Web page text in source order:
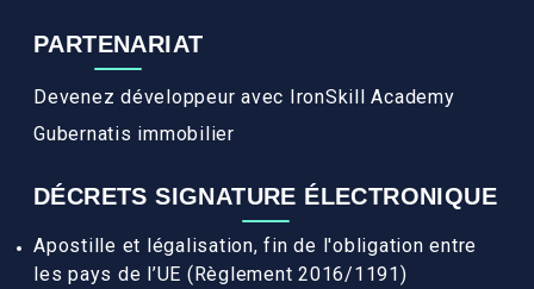
PARTENARIAT
Devenez développeur avec IronSkill Academy
Gubernatis immobilier
DÉCRETS SIGNATURE ÉLECTRONIQUE
Apostille et légalisation, fin de l'obligation entre
les pays de l’UE (Règlement 2016/1191)